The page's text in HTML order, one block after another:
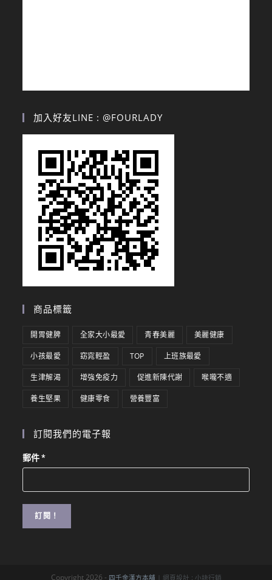
加入好友LINE : @FOURLADY
商品標籤
開胃健脾 全家大小最愛 青春美麗 美麗健康
小孩最愛 窈窕輕盈 TOP 上班族最愛
生津解渴 增強免疫力 促進新陳代謝 喉嚨不適
養生堅果 健康零食 營養豐富
訂閱我們的電子報
郵件*
Copyright 2026 - 四千金漢方本舖 | 網頁設計 : 小訣行銷